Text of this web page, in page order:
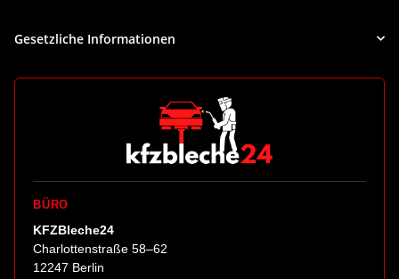
Gesetzliche Informationen
BÜRO
KFZBleche24
Charlottenstraße 58–62
12247 Berlin